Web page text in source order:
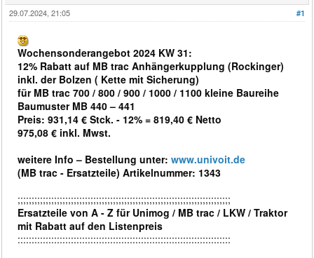
#1
29.07.2024, 21:05
Wochensonderangebot 2024 KW 31:
12% Rabatt auf MB trac Anhängerkupplung (Rockinger)
inkl. der Bolzen ( Kette mit Sicherung)
für MB trac 700 / 800 / 900 / 1000 / 1100 kleine Baureihe
Baumuster MB 440 – 441
Preis: 931,14 € Stck. - 12% = 819,40 € Netto
975,08 € inkl. Mwst.
weitere Info – Bestellung unter:www.univoit.de
(MB trac - Ersatzteile) Artikelnummer: 1343
;;;;;;;;;;;;;;;;;;;;;;;;;;;;;;;;;;;;;;;;;;;;;;;;;;;;;;;;;;;;;;;;;;;;;;;;;;;;
Ersatzteile von A - Z für Unimog / MB trac / LKW / Traktor
mit Rabatt auf den Listenpreis
::::::::::::::::::::::::::::::::::::::::::::::::::::::::::::::::::::::::::::